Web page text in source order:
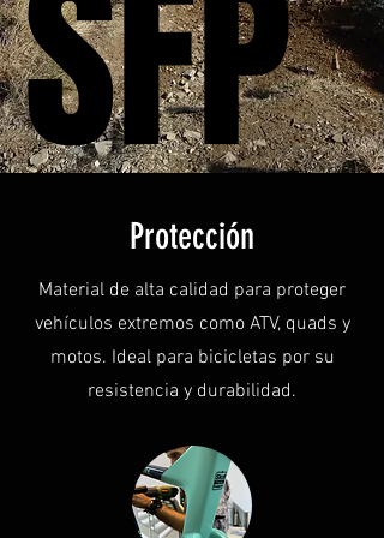
SFP
SFP
Protección
Material de alta calidad para proteger
vehículos extremos como ATV, quads y
motos. Ideal para bicicletas por su
resistencia y durabilidad.